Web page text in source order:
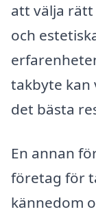
att välja
och
takbyte kan
det bästa
En annan
företag för
kännedom